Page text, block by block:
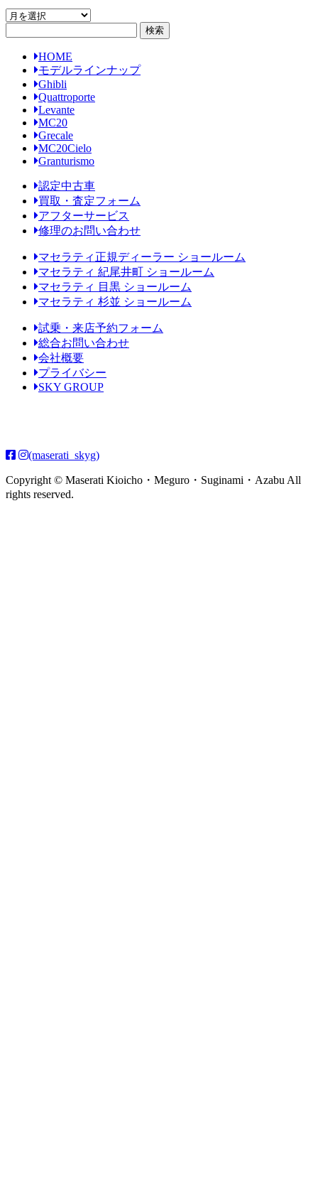
ア
HOME
モデルラインナップ
Ghibli
Quattroporte
Levante
MC20
Grecale
MC20Cielo
Granturismo
認定中古車
買取・査定フォーム
アフターサービス
修理のお問い合わせ
マセラティ正規ディーラー ショールーム
マセラティ 紀尾井町 ショールーム
マセラティ 目黒 ショールーム
マセラティ 杉並 ショールーム
試乗・来店予約フォーム
総合お問い合わせ
会社概要
プライバシー
SKY GROUP
(maserati_skyg)
Copyright © Maserati Kioicho・Meguro・Suginami・Azabu All
rights reserved.